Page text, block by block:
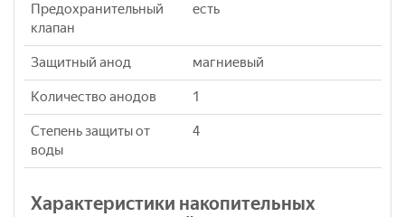
Предохранительный
клапан
eсть
Защитный анод магниевый
Количество анодов 1
Степень защиты от
воды
4
Характеристики накопительных